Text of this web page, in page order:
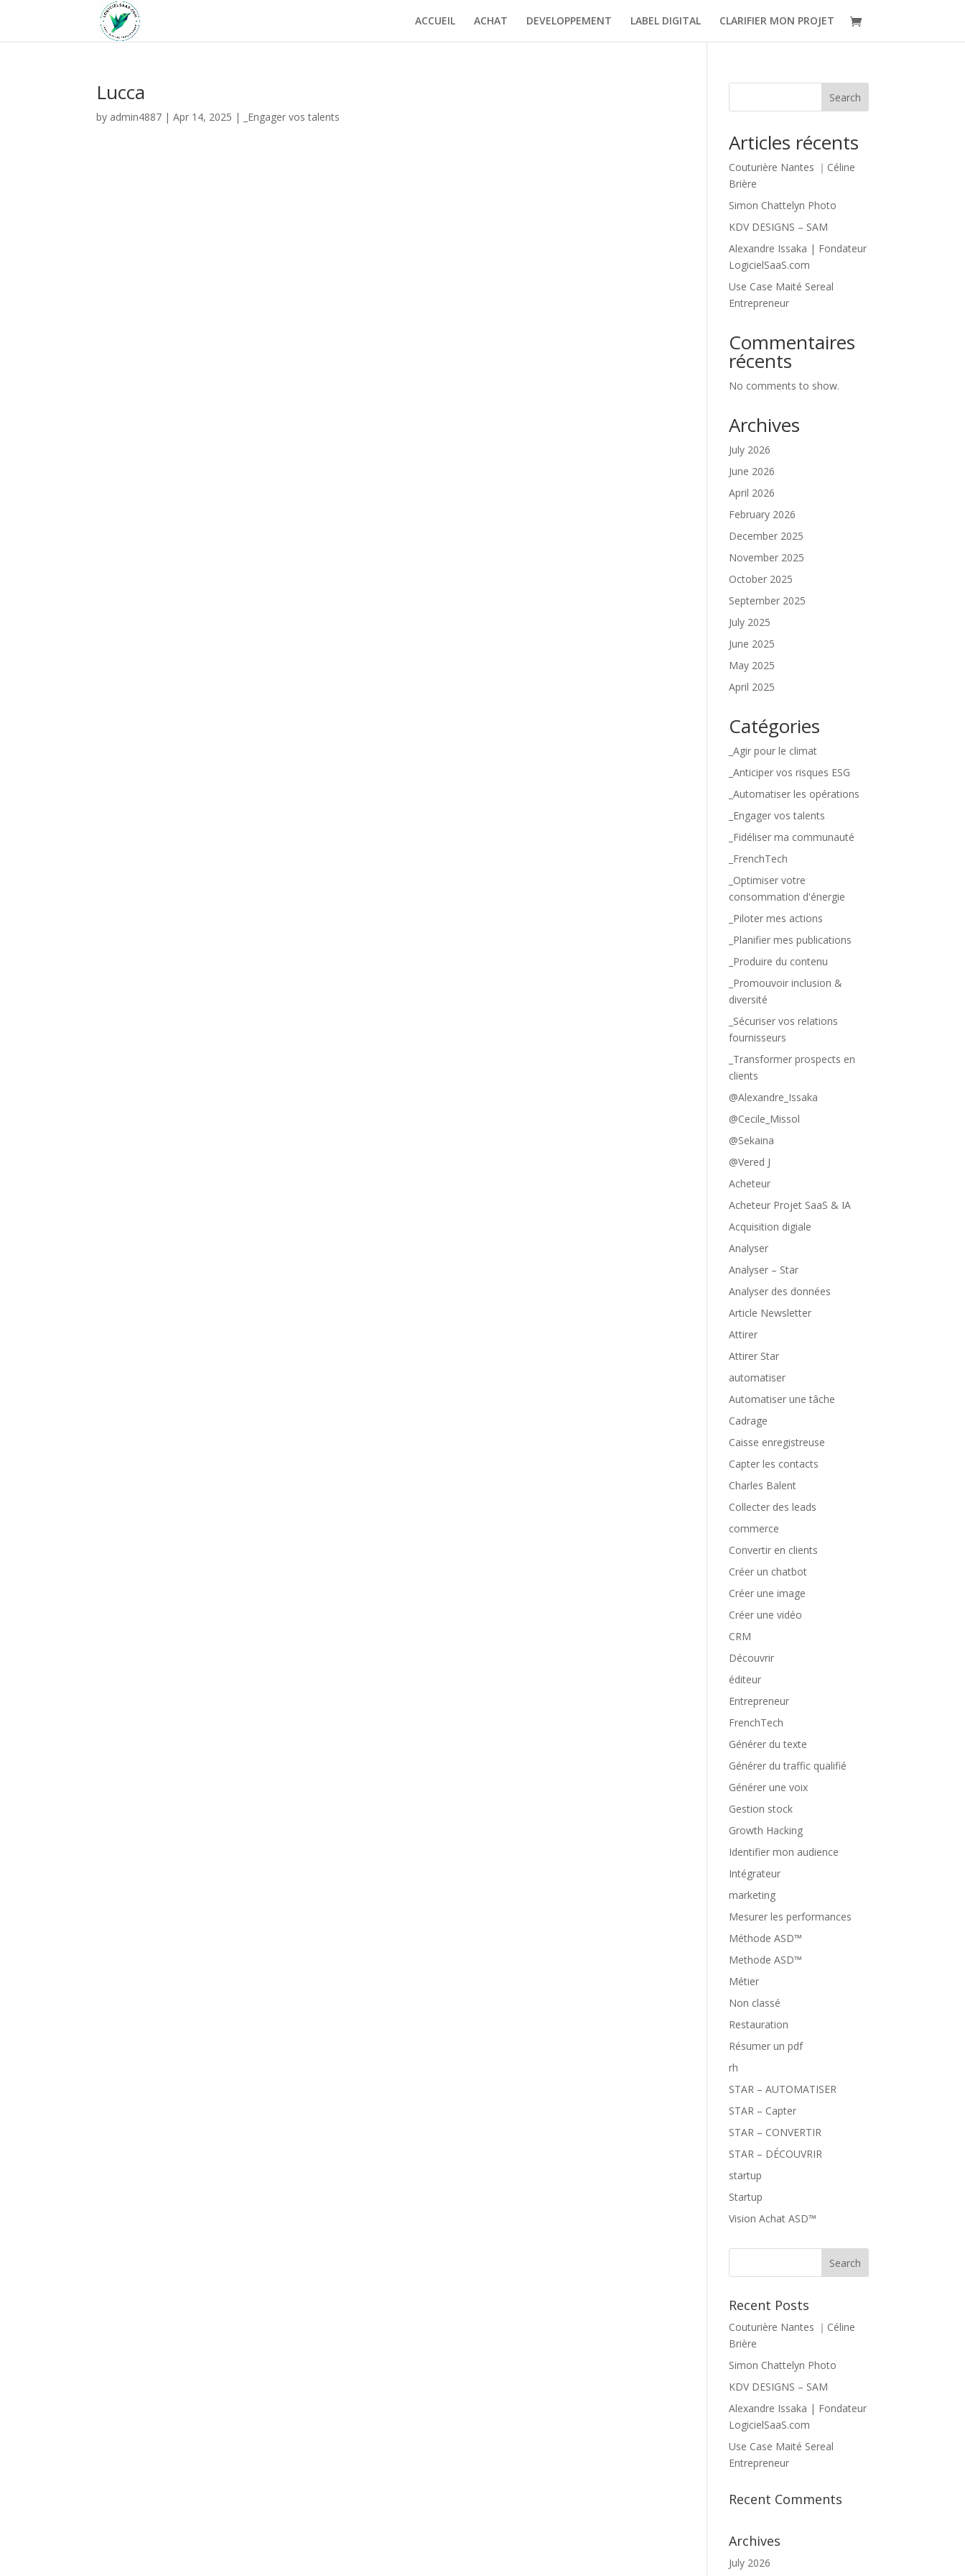
ACCUEIL ACHAT DEVELOPPEMENT LABEL DIGITAL CLARIFIER MON PROJET
Lucca
by admin4887 |Apr 14, 2025 | _Engager vos talents
Search
Articles récents
Couturière Nantes ｜Céline
Brière
Simon Chattelyn Photo
KDV DESIGNS – SAM
Alexandre Issaka | Fondateur
LogicielSaaS.com
Use Case Maité Sereal
Entrepreneur
Commentaires
récents
No comments to show.
Archives
July 2026
June 2026
April 2026
February 2026
December 2025
November 2025
October 2025
September 2025
July 2025
June 2025
May 2025
April 2025
Catégories
_Agir pour le climat
_Anticiper vos risques ESG
_Automatiser les opérations
_Engager vos talents
_Fidéliser ma communauté
_FrenchTech
_Optimiser votre
consommation d'énergie
_Piloter mes actions
_Planifier mes publications
_Produire du contenu
_Promouvoir inclusion &
diversité
_Sécuriser vos relations
fournisseurs
_Transformer prospects en
clients
@Alexandre_Issaka
@Cecile_Missol
@Sekaina
@Vered J
Acheteur
Acheteur Projet SaaS & IA
Acquisition digiale
Analyser
Analyser – Star
Analyser des données
Article Newsletter
Attirer
Attirer Star
automatiser
Automatiser une tâche
Cadrage
Caisse enregistreuse
Capter les contacts
Charles Balent
Collecter des leads
commerce
Convertir en clients
Créer un chatbot
Créer une image
Créer une vidéo
CRM
Découvrir
éditeur
Entrepreneur
FrenchTech
Générer du texte
Générer du traffic qualifié
Générer une voix
Gestion stock
Growth Hacking
Identifier mon audience
Intégrateur
marketing
Mesurer les performances
Méthode ASD™
Methode ASD™
Métier
Non classé
Restauration
Résumer un pdf
rh
STAR – AUTOMATISER
STAR – Capter
STAR – CONVERTIR
STAR – DÉCOUVRIR
startup
Startup
Vision Achat ASD™
Recent Posts
Couturière Nantes ｜Céline
Brière
Simon Chattelyn Photo
KDV DESIGNS – SAM
Alexandre Issaka | Fondateur
LogicielSaaS.com
Use Case Maité Sereal
Entrepreneur
Recent Comments
Archives
July 2026